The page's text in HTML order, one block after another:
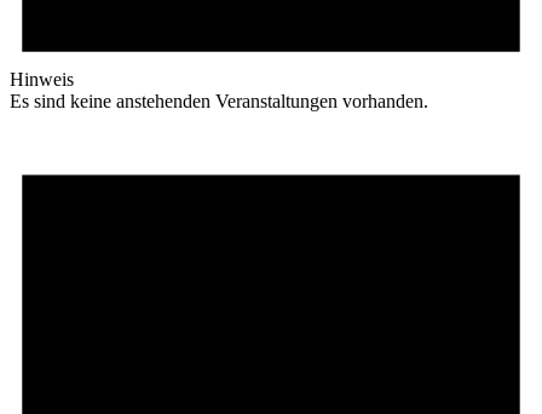
Hinweis
Es sind keine anstehenden Veranstaltungen vorhanden.